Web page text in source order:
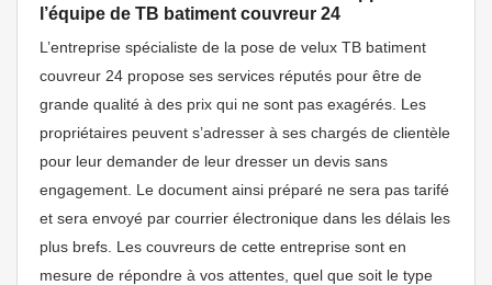
l’équipe de TB batiment couvreur 24
L’entreprise spécialiste de la pose de velux TB batiment
couvreur 24 propose ses services réputés pour être de
grande qualité à des prix qui ne sont pas exagérés. Les
propriétaires peuvent s’adresser à ses chargés de clientèle
pour leur demander de leur dresser un devis sans
engagement. Le document ainsi préparé ne sera pas tarifé
et sera envoyé par courrier électronique dans les délais les
plus brefs. Les couvreurs de cette entreprise sont en
mesure de répondre à vos attentes, quel que soit le type